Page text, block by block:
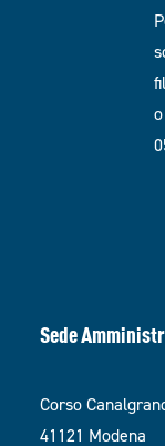
Sede
Corso
41121 Modena